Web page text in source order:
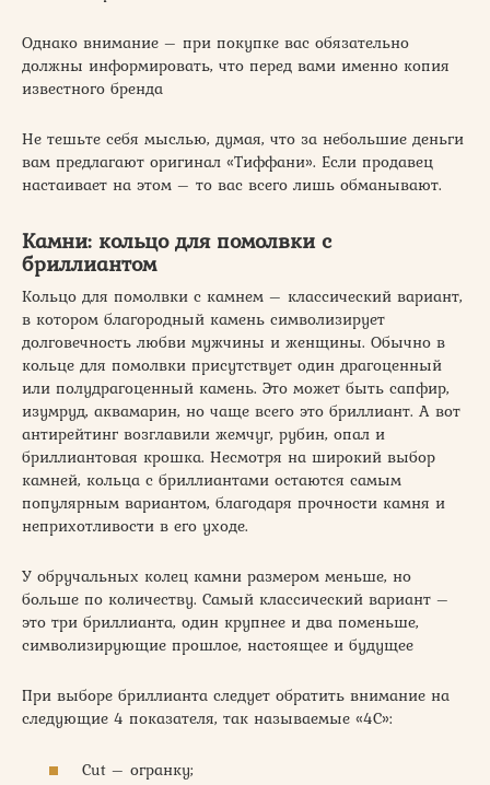
Однако внимание – при покупке вас обязательно
должны информировать, что перед вами именно копия
известного бренда
Не тешьте себя мыслью, думая, что за небольшие деньги
вам предлагают оригинал «Тиффани». Если продавец
настаивает на этом – то вас всего лишь обманывают.
Камни: кольцо для помолвки с
бриллиантом
Кольцо для помолвки с камнем – классический вариант,
в котором благородный камень символизирует
долговечность любви мужчины и женщины. Обычно в
кольце для помолвки присутствует один драгоценный
или полудрагоценный камень. Это может быть сапфир,
изумруд, аквамарин, но чаще всего это бриллиант. А вот
антирейтинг возглавили жемчуг, рубин, опал и
бриллиантовая крошка. Несмотря на широкий выбор
камней, кольца с бриллиантами остаются самым
популярным вариантом, благодаря прочности камня и
неприхотливости в его уходе.
У обручальных колец камни размером меньше, но
больше по количеству. Самый классический вариант –
это три бриллианта, один крупнее и два поменьше,
символизирующие прошлое, настоящее и будущее
При выборе бриллианта следует обратить внимание на
следующие 4 показателя, так называемые «4С»:
Cut – огранку;